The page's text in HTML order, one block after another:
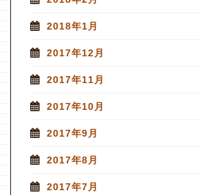
2018年1月
2017年12月
2017年11月
2017年10月
2017年9月
2017年8月
2017年7月